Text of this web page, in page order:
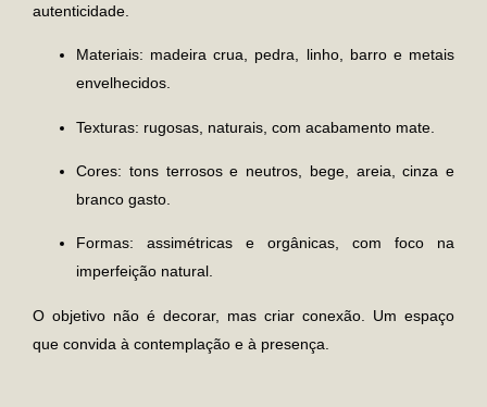
autenticidade.
Materiais: madeira crua, pedra, linho, barro e metais
envelhecidos.
Texturas: rugosas, naturais, com acabamento mate.
Cores: tons terrosos e neutros, bege, areia, cinza e
branco gasto.
Formas: assimétricas e orgânicas, com foco na
imperfeição natural.
O objetivo não é decorar, mas criar conexão. Um espaço
que convida à contemplação e à presença.